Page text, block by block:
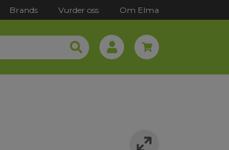
Brands Vurder oss Om Elma